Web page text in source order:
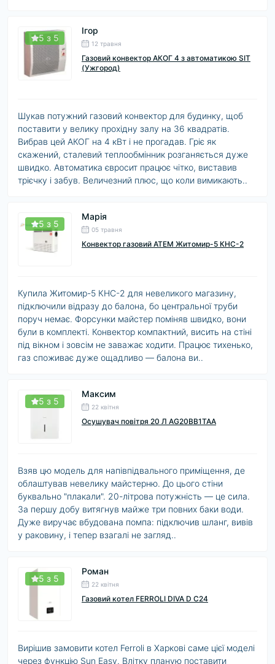
5 з 5
Ігор
12 травня
Газовий конвектор АКОГ 4 з автоматикою SIT
(Ужгород)
Шукав потужний газовий конвектор для будинку, щоб
поставити у велику прохідну залу на 36 квадратів.
Вибрав цей АКОГ на 4 кВт і не прогадав. Гріє як
скажений, сталевий теплообмінник розганяється дуже
швидко. Автоматика євросит працює чітко, виставив
трієчку і забув. Величезний плюс, що коли вимикають..
5 з 5
Марія
05 травня
Конвектор газовий АТЕМ Житомир-5 КНС-2
Купила Житомир-5 КНС-2 для невеликого магазину,
підключили відразу до балона, бо центральної труби
поруч немає. Форсунки майстер поміняв швидко, вони
були в комплекті. Конвектор компактний, висить на стіні
під вікном і зовсім не заважає ходити. Працює тихенько,
газ споживає дуже ощадливо — балона ви..
5 з 5
Максим
22 квітня
Осушувач повітря 20 Л AG20BB1TAA
Взяв цю модель для напівпідвального приміщення, де
облаштував невелику майстерню. До цього стіни
буквально "плакали". 20-літрова потужність — це сила.
За першу добу витягнув майже три повних баки води.
Дуже виручає вбудована помпа: підключив шланг, вивів
у раковину, і тепер взагалі не загляд..
5 з 5
Роман
22 квітня
Газовий котел FERROLI DIVA D C24
Вирішив замовити котел Ferroli в Харкові саме цієї моделі
через функцію Sun Easy. Влітку планую поставити